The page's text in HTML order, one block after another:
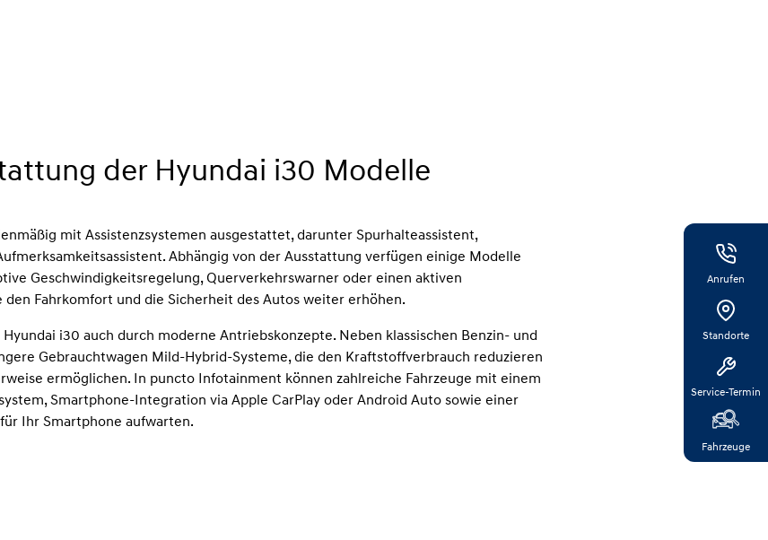
der Hyundai i30 Modelle
mit Assistenzsystemen ausgestattet, darunter Spurhalteassistent,
Abhängig von der Ausstattung verfügen einige Modelle
Geschwindigkeitsregelung, Querverkehrswarner oder einen aktiven
den Fahrkomfort und die Sicherheit des Autos weiter erhöhen.
i30 auch durch moderne Antriebskonzepte. Neben klassischen Benzin- und
Gebrauchtwagen Mild-Hybrid-Systeme, die den Kraftstoffverbrauch reduzieren
ermöglichen. In puncto Infotainment können zahlreiche Fahrzeuge mit einem
Smartphone-Integration via Apple CarPlay oder Android Auto sowie einer
Ihr Smartphone aufwarten.
Anrufen
Standorte
Service-Termin
Fahrzeuge